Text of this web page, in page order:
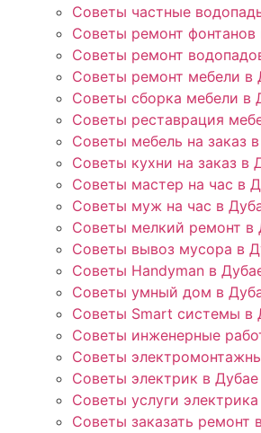
Советы частные
Советы ремонт фонтанов
Советы ремонт
Советы ремонт мебели в
Советы сборка мебели в
Советы реставрация
Советы мебель на заказ
Советы кухни на заказ в
Советы мастер на час в
Советы муж на час в
Советы мелкий ремонт в
Советы вывоз мусора в
Советы Handyman в
Советы умный дом в
Советы Smart системы в
Советы инженерные
Советы
Советы электрик в Дубае
Советы услуги
Советы заказать ремонт